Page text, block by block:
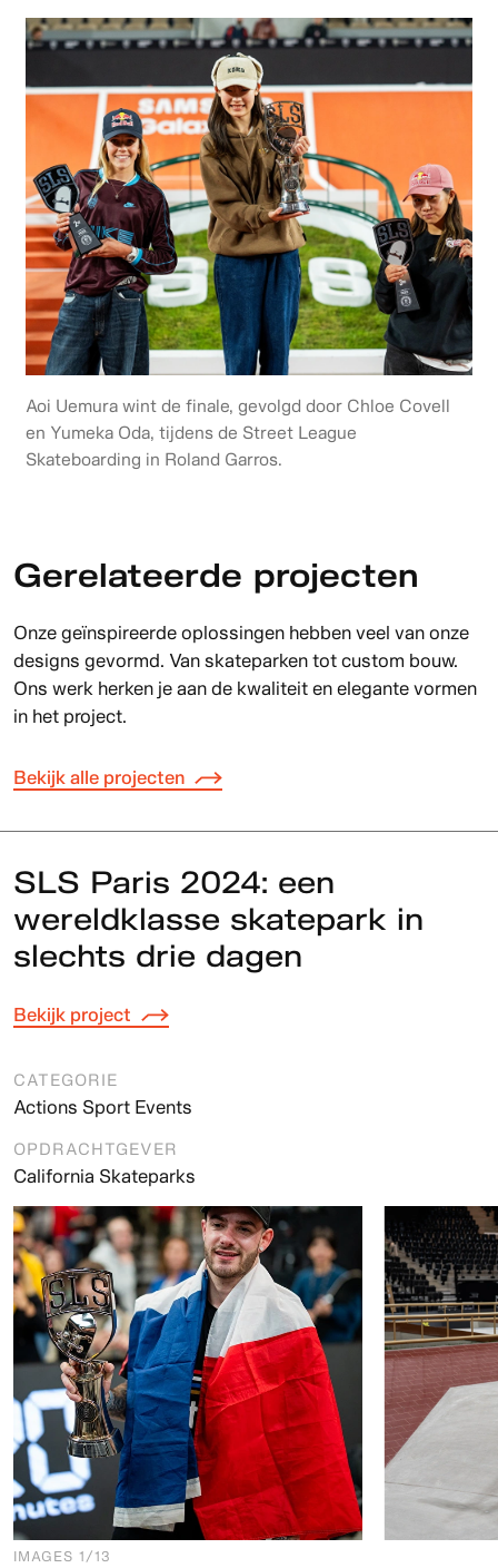
Aoi Uemura wint de finale, gevolgd door Chloe Covell
en Yumeka Oda, tijdens de Street League
Skateboarding in Roland Garros.
Gerelateerde projecten
Onze geïnspireerde oplossingen hebben veel van onze
designs gevormd. Van skateparken tot custom bouw.
Ons werk herken je aan de kwaliteit en elegante vormen
in het project.
Bekijk alle projecten
SLS Paris 2024: een
wereldklasse skatepark in
slechts drie dagen
Bekijk project
CATEGORIE
Actions Sport Events
OPDRACHTGEVER
California Skateparks
IMAGES 1 /13